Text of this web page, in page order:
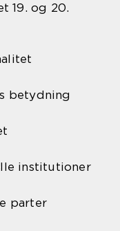
19. og 20.
betydning
institutioner
parter